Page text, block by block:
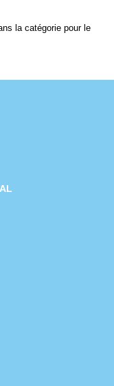
la catégorie pour le